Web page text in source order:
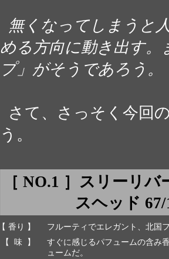
無くなってしまうと
める方向に動き出す。
プ」がそうであろう。
さて、さっそく今回
う。
［ NO.1 ］スリーリ
スヘッド 67/
【 香り 】
フルーティでエレガント、北国
【 味 】
すぐに感じるパフュームの含み
ュームだ。